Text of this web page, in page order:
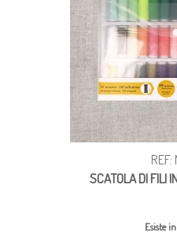
SCATOLA DI FILI
Esiste